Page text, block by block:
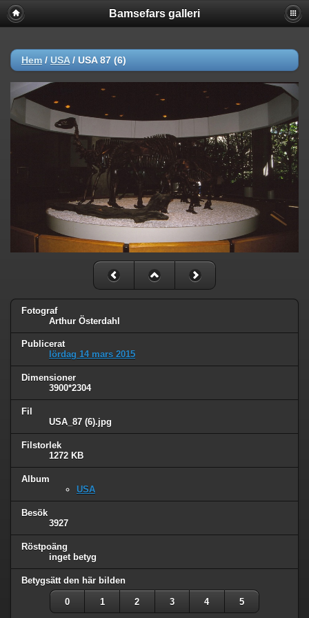
Bamsefars galleri
Hem / USA/ USA 87 (6)
Fotograf
Arthur Österdahl
Publicerat
lördag 14 mars 2015
Dimensioner
3900*2304
Fil
USA_87 (6).jpg
Filstorlek
1272 KB
Album
USA
Besök
3927
Röstpoäng
inget betyg
Betygsätt den här bilden
0 1 2 3 4 5